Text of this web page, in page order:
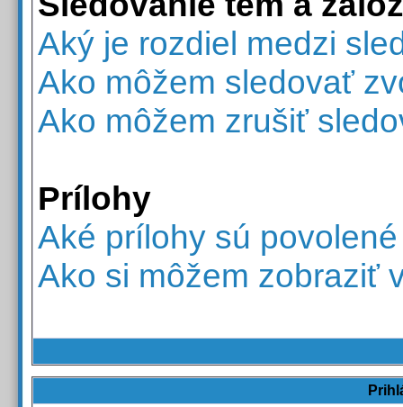
Aký je rozdiel medzi
Ako môžem sledovať
Ako môžem zrušiť
Prílohy
Aké prílohy sú
Ako si môžem zobraziť